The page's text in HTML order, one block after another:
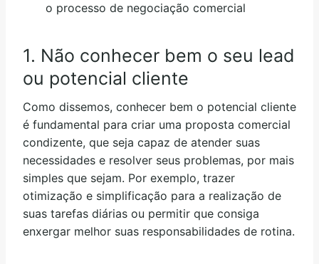
o processo de negociação comercial
1. Não conhecer bem o seu lead
ou potencial cliente
Como dissemos, conhecer bem o potencial cliente
é fundamental para criar uma proposta comercial
condizente, que seja capaz de atender suas
necessidades e resolver seus problemas, por mais
simples que sejam. Por exemplo, trazer
otimização e simplificação para a realização de
suas tarefas diárias ou permitir que consiga
enxergar melhor suas responsabilidades de rotina.